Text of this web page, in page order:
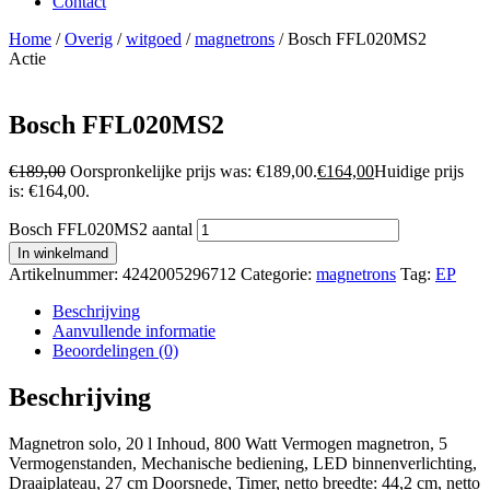
Home /Overig /witgoed /magnetrons / Bosch FFL020MS2
Actie
Bosch FFL020MS2
€189,00 Oorspronkelijke prijs was: €189,00.€164,00Huidige prijs
is: €164,00.
Bosch FFL020MS2 aantal
In winkelmand
Artikelnummer: 4242005296712 Categorie: magnetrons Tag: EP
Beschrijving
Aanvullende informatie
Beoordelingen (0)
Beschrijving
Magnetron solo, 20 l Inhoud, 800 Watt Vermogen magnetron, 5
Vermogenstanden, Mechanische bediening, LED binnenverlichting,
Draaiplateau, 27 cm Doorsnede, Timer, netto breedte: 44,2 cm, netto